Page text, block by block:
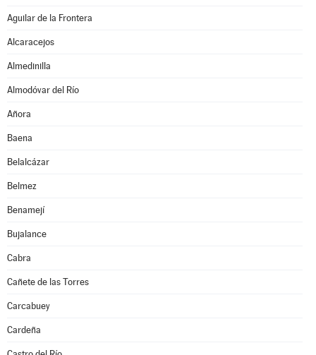
Aguilar de la Frontera
Alcaracejos
Almedinilla
Almodóvar del Río
Añora
Baena
Belalcázar
Belmez
Benamejí
Bujalance
Cabra
Cañete de las Torres
Carcabuey
Cardeña